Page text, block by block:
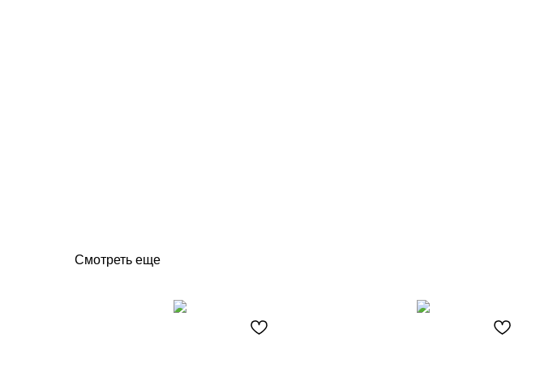
Смотреть еще